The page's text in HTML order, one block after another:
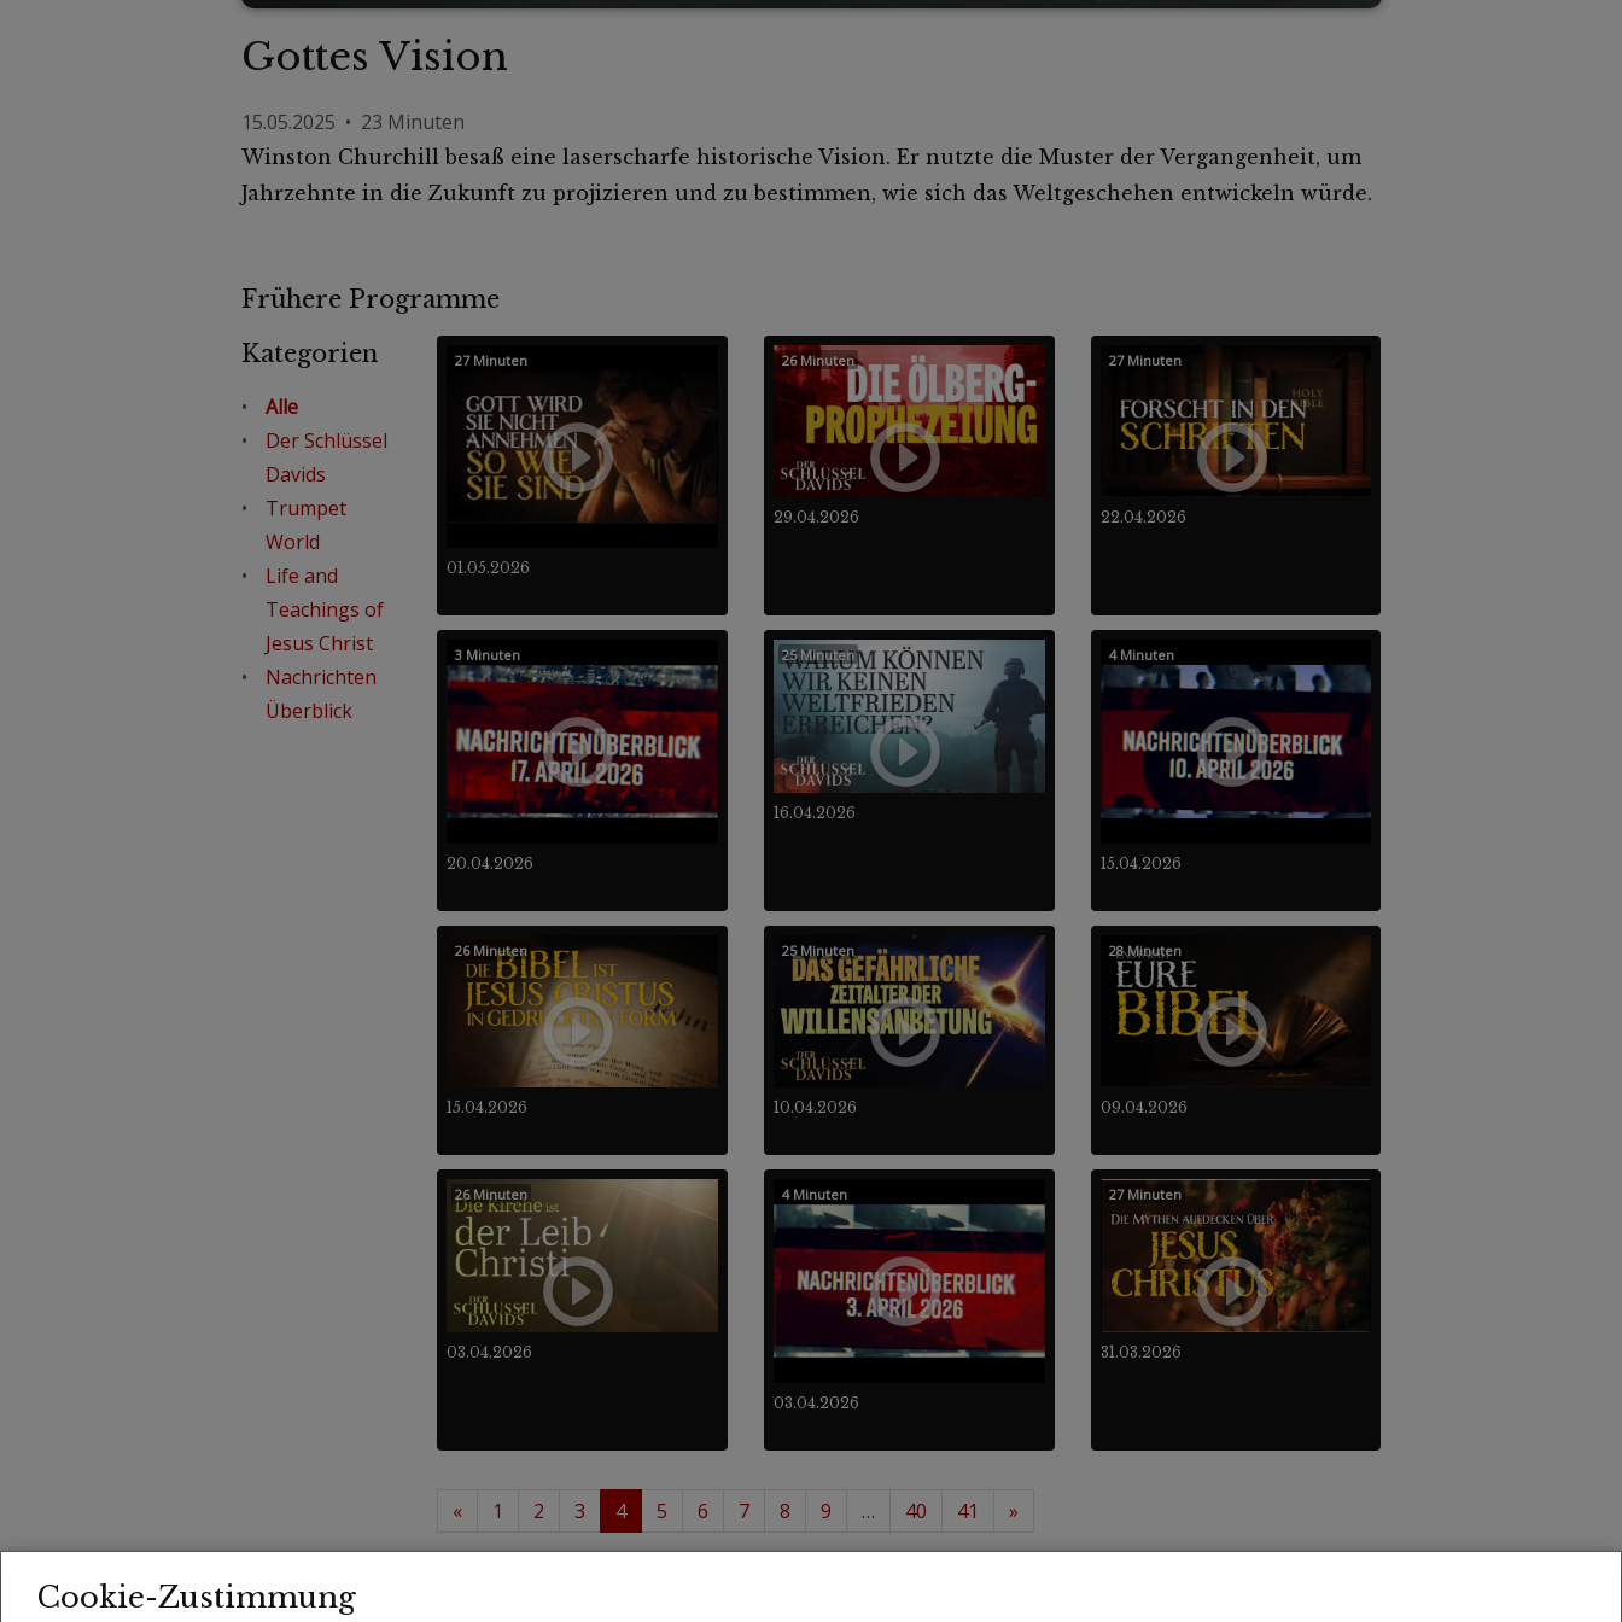
Gottes Vision
15.05.2025 • 23 Minuten
Winston Churchill besaß eine laserscharfe historische Vision. Er nutzte die Muster der Vergangenheit, um
Jahrzehnte in die Zukunft zu projizieren und zu bestimmen, wie sich das Weltgeschehen entwickeln würde.
Frühere Programme
Kategorien
Alle
Der Schlüssel
Davids
Trumpet
World
Life and
Teachings of
Jesus Christ
Nachrichten
Überblick
01.05.2026
27 Minuten
29.04.2026
26 Minuten
22.04.2026
27 Minuten
20.04.2026
3 Minuten
16.04.2026
25 Minuten
15.04.2026
4 Minuten
15.04.2026
26 Minuten
10.04.2026
25 Minuten
09.04.2026
28 Minuten
03.04.2026
26 Minuten
03.04.2026
4 Minuten
31.03.2026
27 Minuten
« 1 2 3 4 5 6 7 8 9 … 40 41
»
Cookie-Zustimmung